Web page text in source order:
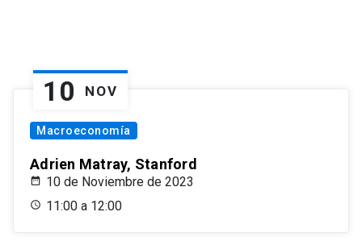
10 NOV
Macroeconomía
Adrien Matray, Stanford
10 de Noviembre de 2023
11:00 a 12:00